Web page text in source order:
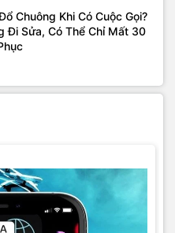
Chuông Khi Có Cuộc Gọi?
Đi Sửa, Có Thể Chỉ Mất 30